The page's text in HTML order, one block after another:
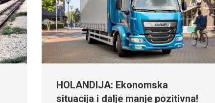
HOLANDIJA: Ekonomska
situacija i dalje manje pozitivna!